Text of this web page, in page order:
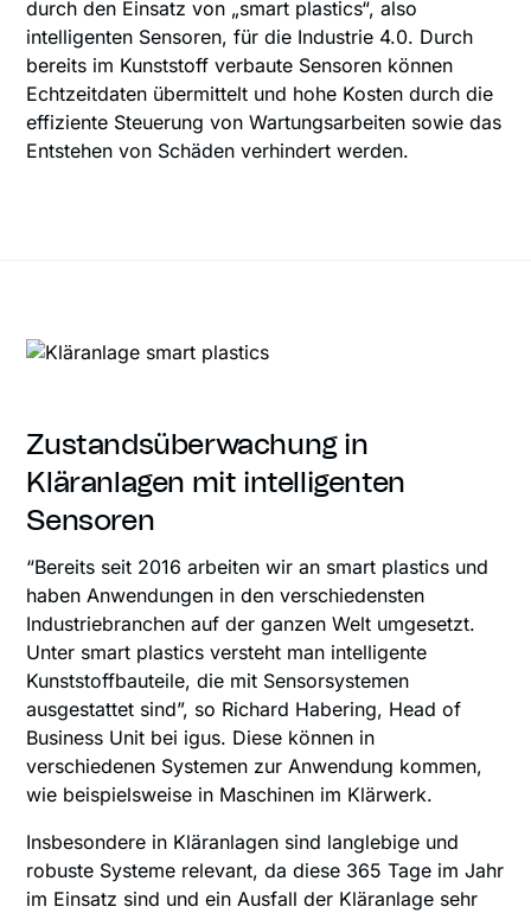
durch den Einsatz von „smart plastics“, also
intelligenten Sensoren, für die Industrie 4.0. Durch
bereits im Kunststoff verbaute Sensoren können
Echtzeitdaten übermittelt und hohe Kosten durch die
effiziente Steuerung von Wartungsarbeiten sowie das
Entstehen von Schäden verhindert werden.
Zustandsüberwachung in
Kläranlagen mit intelligenten
Sensoren
“Bereits seit 2016 arbeiten wir an smart plastics und
haben Anwendungen in den verschiedensten
Industriebranchen auf der ganzen Welt umgesetzt.
Unter smart plastics versteht man intelligente
Kunststoffbauteile, die mit Sensorsystemen
ausgestattet sind”, so Richard Habering, Head of
Business Unit bei igus. Diese können in
verschiedenen Systemen zur Anwendung kommen,
wie beispielsweise in Maschinen im Klärwerk.
Insbesondere in Kläranlagen sind langlebige und
robuste Systeme relevant, da diese 365 Tage im Jahr
im Einsatz sind und ein Ausfall der Kläranlage sehr